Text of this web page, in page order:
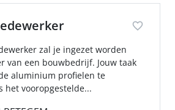
zal je ingezet worden
van een bouwbedrijf. Jouw taak
aluminium profielen te
het vooropgestelde...